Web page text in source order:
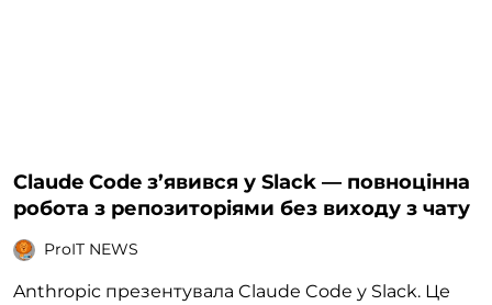
Claude Code з’явився у Slack — повноцінна
робота з репозиторіями без виходу з чату
ProIT NEWS
Anthropic презентувала Claude Code у Slack. Це